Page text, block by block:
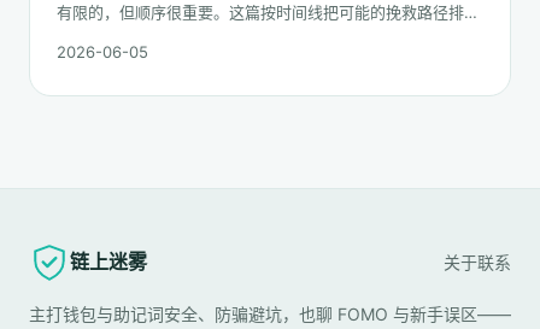
有限的，但顺序很重要。这篇按时间线把可能的挽救路径排一
2026-06-05
链上迷雾 关于联系
主打钱包与助记词安全、防骗避坑，也聊 FOMO 与新手误区——